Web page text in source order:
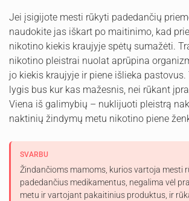
Jei įsigijote mesti rūkyti padedančių
naudokite jas iškart po maitinimo, kad
nikotino kiekis kraujyje spėtų sumažėti.
nikotino pleistrai nuolat aprūpina
jo kiekis kraujyje ir piene išlieka
lygis bus kur kas mažesnis, nei rūkant
Viena iš galimybių – nuklijuoti pleistrą
naktinių žindymų metu nikotino piene
SVARBU
Žindančioms mamoms, kurios vartoja mesti
padedančius medikamentus, negalima vėl
metu ir vartojant pakaitinius produktus, ir